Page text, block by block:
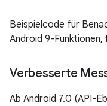
Beispielcode für
Android 9-Funktionen,
Verbesserte
Ab Android 7.0 (API-